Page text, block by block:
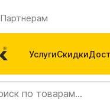
Партнерам
УслугиСкидки